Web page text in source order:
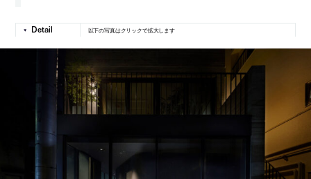
以下の写真はクリックで拡大します